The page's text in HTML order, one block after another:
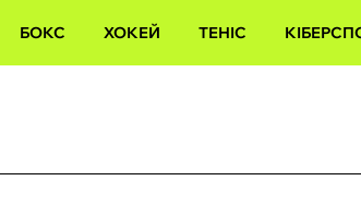
БОКС ХОКЕЙ ТЕНІС